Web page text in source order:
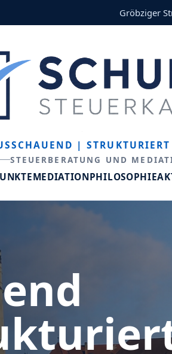
Gröbziger
| STRUKTURIERT
STEUERBERATUNG UND
MEDIATIONPHILOSOPHIE